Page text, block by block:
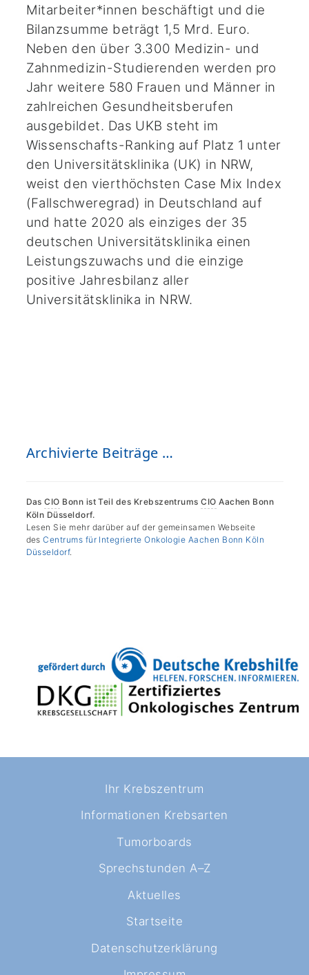
Mitarbeiter*innen beschäftigt und die
Bilanzsumme beträgt 1,5 Mrd. Euro.
Neben den über 3.300 Medizin- und
Zahnmedizin-Studierenden werden pro
Jahr weitere 580 Frauen und Männer in
zahlreichen Gesundheitsberufen
ausgebildet. Das UKB steht im
Wissenschafts-Ranking auf Platz 1 unter
den Universitätsklinika (UK) in NRW,
weist den vierthöchsten Case Mix Index
(Fallschweregrad) in Deutschland auf
und hatte 2020 als einziges der 35
deutschen Universitätsklinika einen
Leistungszuwachs und die einzige
positive Jahresbilanz aller
Universitätsklinika in NRW.
Archivierte Beiträge …
DasCIO Bonn ist Teil des KrebszentrumsCIO Aachen Bonn
Köln Düsseldorf.
Lesen Sie mehr darüber auf der gemeinsamen Webseite
desCentrums für Integrierte Onkologie Aachen Bonn Köln
Düsseldorf.
Ihr Krebszentrum
Informationen Krebsarten
Tumorboards
Sprechstunden A–Z
Aktuelles
Startseite
Datenschutzerklärung